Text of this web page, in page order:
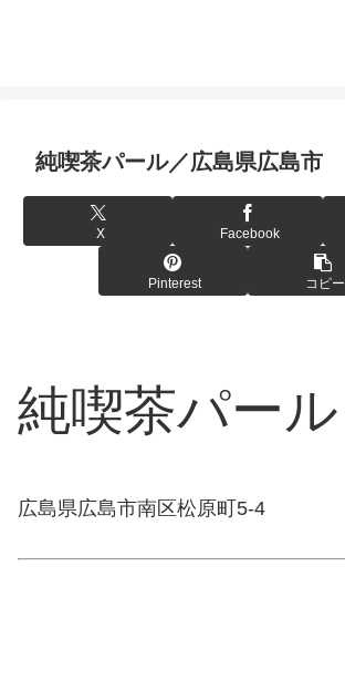
純喫茶パール／広島県広島市
X Facebook
Pinterest コピー
純喫茶パール
広島県広島市南区松原町5-4